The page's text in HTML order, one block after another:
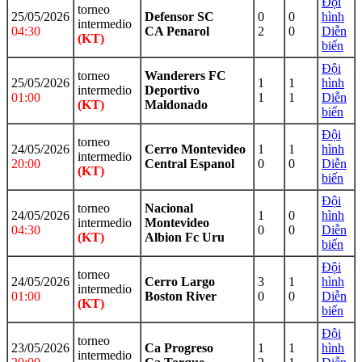
25/05/2026
04:30
torneo
intermedio
(KT)
Defensor SC
CA Penarol
0
2
0
0
hình
Diễn
biến
25/05/2026
01:00
torneo
intermedio
(KT)
Wanderers FC
Deportivo
Maldonado
1
1
1
1
Đội
hình
Diễn
biến
24/05/2026
20:00
torneo
intermedio
(KT)
Cerro Montevideo
Central Espanol
1
0
1
0
Đội
hình
Diễn
biến
24/05/2026
04:30
torneo
intermedio
(KT)
Nacional
Montevideo
Albion Fc Uru
1
0
0
0
Đội
hình
Diễn
biến
24/05/2026
01:00
torneo
intermedio
(KT)
Cerro Largo
Boston River
3
0
1
0
Đội
hình
Diễn
biến
23/05/2026
torneo
intermedio
Ca Progreso
1
1
Đội
hình